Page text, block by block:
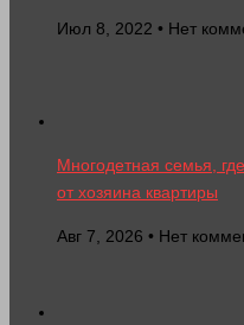
Июл 8, 2022 • Нет
Многодетная семья,
от хозяина квартиры
Авг 7, 2026 • Нет